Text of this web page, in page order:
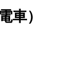
車）